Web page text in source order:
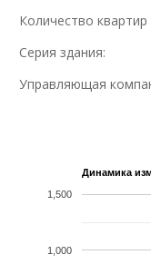
Количество
Серия здания:
Управляющая
Динамика
1,000
1,500